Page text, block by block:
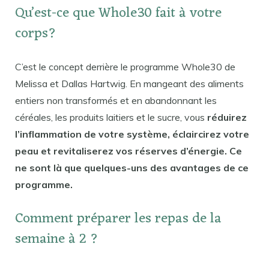
Qu’est-ce que Whole30 fait à votre
corps?
C’est le concept derrière le programme Whole30 de
Melissa et Dallas Hartwig. En mangeant des aliments
entiers non transformés et en abandonnant les
céréales, les produits laitiers et le sucre, vous réduirez
l’inflammation de votre système, éclaircirez votre
peau et revitaliserez vos réserves d’énergie. Ce
ne sont là que quelques-uns des avantages de ce
programme.
Comment préparer les repas de la
semaine à 2 ?